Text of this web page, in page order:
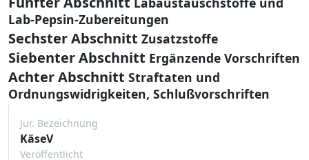
Lab-Pepsin-Zubereitungen
Sechster Abschnitt Zusatzstoffe
Siebenter Abschnitt Ergänzende Vorschriften
Achter Abschnitt Straftaten und
Ordnungswidrigkeiten, Schlußvorschriften
Jur. Bezeichnung
KäseV
Veröffentlicht